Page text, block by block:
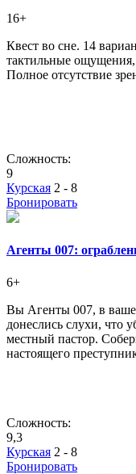
16+
Квест во сне. 14
тактильные
Полное отсутствие
Сложность:
9
Курская 2 - 8
Бронировать
Агенты 007:
6+
Вы Агенты 007, в
донеслись слухи, что
местный пастор.
настоящего
Сложность:
9,3
Курская 2 - 8
Бронировать